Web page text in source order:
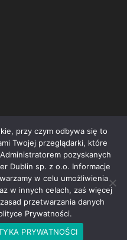
prawa zastrzeżone
przy czym odbywa się to
Twojej przeglądarki, które
pozyskanych
Dublin sp. z o.o. Informacje
w celu umożliwienia
w innych celach, zaś więcej
przetwarzania danych
Prywatności.
PRYWATNOŚCI